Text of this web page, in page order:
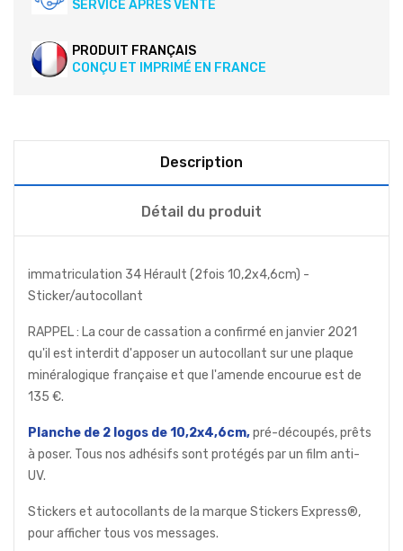
SERVICE APRÈS VENTE
PRODUIT FRANÇAIS
CONÇU ET IMPRIMÉ EN FRANCE
Description
Détail du produit
immatriculation 34 Hérault (2fois 10,2x4,6cm) -
Sticker/autocollant
RAPPEL : La cour de cassation a confirmé en janvier 2021
qu'il est interdit d'apposer un autocollant sur une plaque
minéralogique française et que l'amende encourue est de
135 €.
Planche de 2 logos de 10,2x4,6cm,pré-découpés, prêts
à poser. Tous nos adhésifs sont protégés par un film anti-
UV.
Stickers et autocollants de la marque Stickers Express®,
pour afficher tous vos messages.